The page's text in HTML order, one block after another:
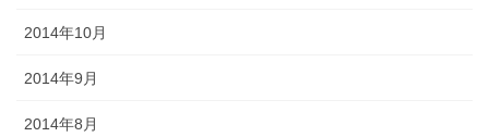
2014年10月
2014年9月
2014年8月